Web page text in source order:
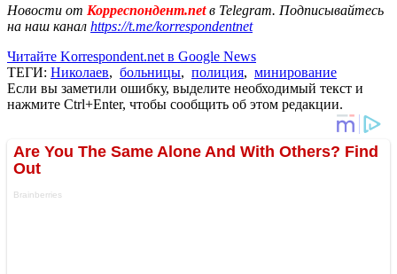
Новости от Корреспондент.netв Telegram. Подписывайтесь
на наш канал https://t.me/korrespondentnet
Читайте Korrespondent.net в Google News
ТЕГИ: Николаев, больницы, полиция, минирование
Если вы заметили ошибку, выделите необходимый текст и
нажмите Ctrl+Enter, чтобы сообщить об этом редакции.